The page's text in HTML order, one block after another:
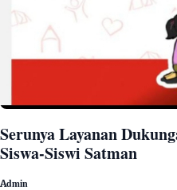
Serunya Layanan
Siswa-Siswi Satman
Admin